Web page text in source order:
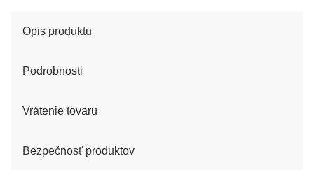
Opis produktu
Podrobnosti
Vrátenie tovaru
Bezpečnosť produktov